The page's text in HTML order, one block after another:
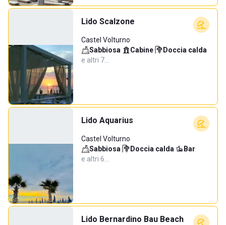
Lido Scalzone
Castel Volturno
Sabbiosa· Cabine· Doccia calda·
e altri 7…
Lido Aquarius
Castel Volturno
Sabbiosa· Doccia calda· Bar·
e altri 6…
Lido Bernardino Bau Beach